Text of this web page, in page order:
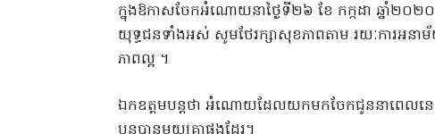
ក្នុងឱកាសចែកអំណោយនាថ្ងៃទី២៦ ខែ កក្កដា ឆ្នាំ២០
យុទ្ធជនទាំងអស់ សូមថែរក្សាសុខភាពតាម រយៈការអន
ភាពល្អ ។
ឯកឧត្តមបន្តថា អំណោយដែលយកមកចែកជូននាពេលនេះ